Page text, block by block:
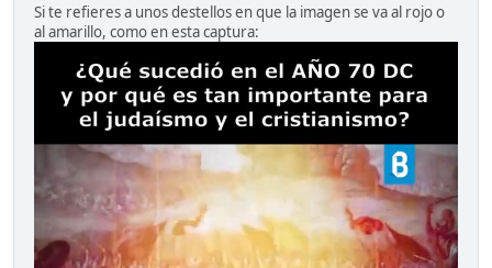
Si te refieres a unos destellos en que la imagen se va al rojo o
al amarillo, como en esta captura: